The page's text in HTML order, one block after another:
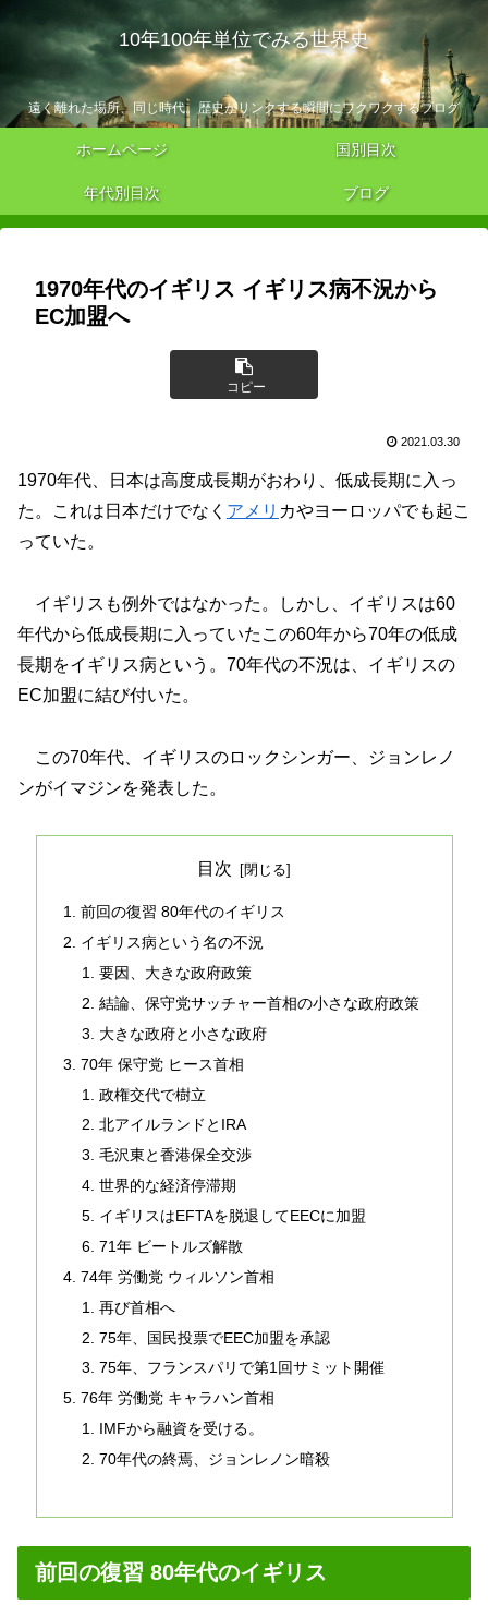
10年100年単位でみる世界史
遠く離れた場所、同じ時代。歴史がリンクする瞬間にワクワクするブログ
ホームページ 国別目次
年代別目次 ブログ
1970年代のイギリス イギリス病不況から
EC加盟へ
コピー
2021.03.30
1970年代、日本は高度成長期がおわり、低成長期に入っ
た。これは日本だけでなく アメリ カやヨーロッパでも起こ
っていた。
イギリスも例外ではなかった。しかし、イギリスは60
年代から低成長期に入っていたこの60年から70年の低成
長期をイギリス病という。70年代の不況は、イギリスの
EC加盟に結び付いた。
この70年代、イギリスのロックシンガー、ジョンレノ
ンがイマジンを発表した。
目次
前回の復習 80年代のイギリス
イギリス病という名の不況
要因、大きな政府政策
結論、保守党サッチャー首相の小さな政府政策
大きな政府と小さな政府
70年 保守党 ヒース首相
政権交代で樹立
北アイルランドとIRA
毛沢東と香港保全交渉
世界的な経済停滞期
イギリスはEFTAを脱退してEECに加盟
71年 ビートルズ解散
74年 労働党 ウィルソン首相
再び首相へ
75年、国民投票でEEC加盟を承認
75年、フランスパリで第1回サミット開催
76年 労働党 キャラハン首相
IMFから融資を受ける。
70年代の終焉、ジョンレノン暗殺
前回の復習 80年代のイギリス